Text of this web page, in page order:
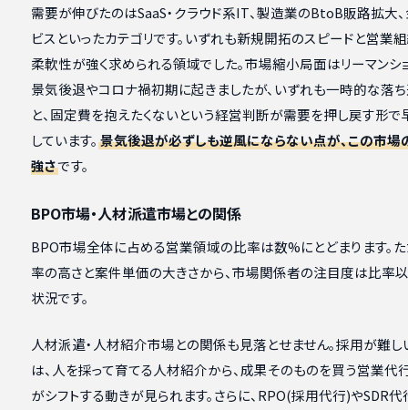
需要が伸びたのはSaaS・クラウド系IT、製造業のBtoB販路拡大
ビスといったカテゴリです。いずれも新規開拓のスピードと営業
柔軟性が強く求められる領域でした。市場縮小局面はリーマンシ
景気後退やコロナ禍初期に起きましたが、いずれも一時的な落
と、固定費を抱えたくないという経営判断が需要を押し戻す形
しています。 景気後退が必ずしも逆風にならない点が、この市場
強さです。
BPO市場・人材派遣市場との関係
BPO市場全体に占める営業領域の比率は数%にとどまります。た
率の高さと案件単価の大きさから、市場関係者の注目度は比率
状況です。
人材派遣・人材紹介市場との関係も見落とせません。採用が難
は、人を採って育てる人材紹介から、成果そのものを買う営業代
がシフトする動きが見られます。さらに、RPO(採用代行)やSDR代